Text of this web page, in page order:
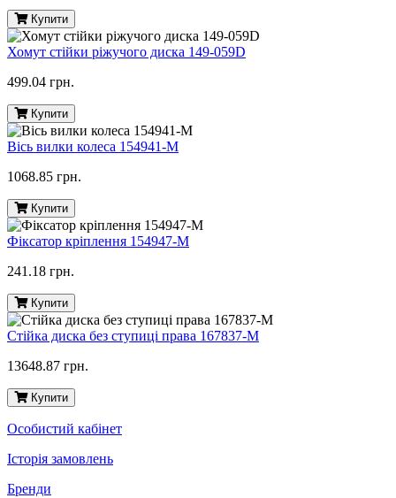
Купити
Хомут стійки ріжучого диска 149-059D
499.04 грн.
Купити
Вісь вилки колеса 154941-M
1068.85 грн.
Купити
Фіксатор кріплення 154947-M
241.18 грн.
Купити
Стійка диска без ступиці права 167837-M
13648.87 грн.
Купити
Особистий кабінет
Історія замовлень
Бренди